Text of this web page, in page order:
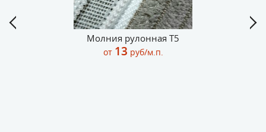
Молния рулонная Т5
от 13 руб/м.п.